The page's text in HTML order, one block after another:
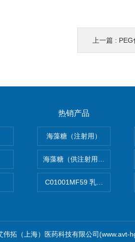
上一篇 : PEG
热销产品
海藻糖（注射用）
海藻糖（供注射用）（无菌）
C01001MF59 乳佐剂
拓（上海）医药科技有限公司(www.avt-